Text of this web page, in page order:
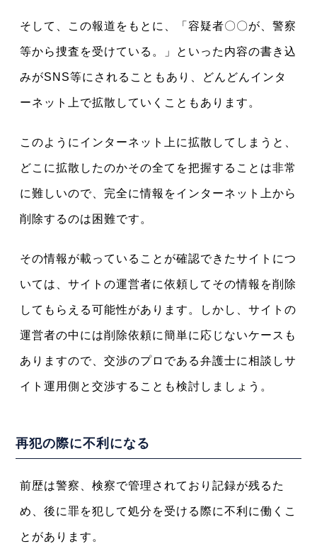
そして、この報道をもとに、「容疑者〇〇が、警察
等から捜査を受けている。」といった内容の書き込
みがSNS等にされることもあり、どんどんインタ
ーネット上で拡散していくこともあります。
このようにインターネット上に拡散してしまうと、
どこに拡散したのかその全てを把握することは非常
に難しいので、完全に情報をインターネット上から
削除するのは困難です。
その情報が載っていることが確認できたサイトにつ
いては、サイトの運営者に依頼してその情報を削除
してもらえる可能性があります。しかし、サイトの
運営者の中には削除依頼に簡単に応じないケースも
ありますので、交渉のプロである弁護士に相談しサ
イト運用側と交渉することも検討しましょう。
再犯の際に不利になる
前歴は警察、検察で管理されており記録が残るた
め、後に罪を犯して処分を受ける際に不利に働くこ
とがあります。